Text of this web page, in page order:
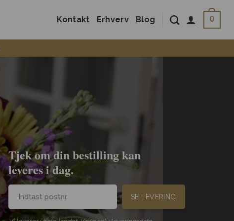
Kontakt Erhverv Blog 0
Tjek om din bestilling kan
leveres i dag.
SE LEVERING